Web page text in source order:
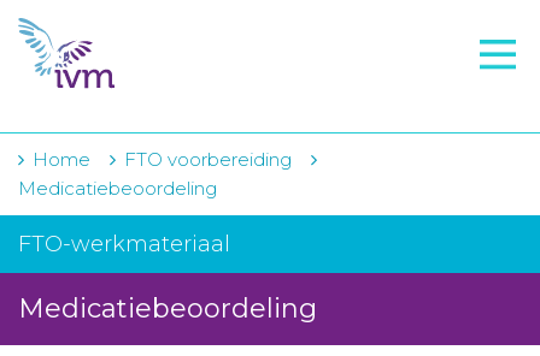
VMI
FTO voorbereiding
IVM-academie
Zorginstellingen
Voorschrijfgedrag
Projecten
Home
FTO voorbereiding
Medicatiebeoordeling
FTO-werkmateriaal
Medicatiebeoordeling